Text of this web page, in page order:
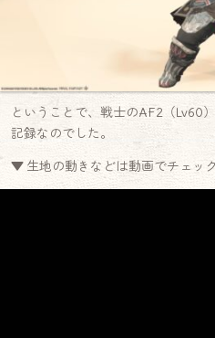
ということで、戦士のAF2（Lv60
記録なのでした。
▼ 生地の動きなどは動画でチェッ